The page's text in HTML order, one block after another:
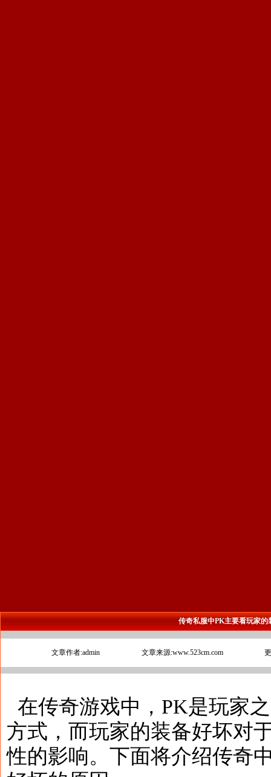
传奇私服中PK主要看玩家的
文章作者:admin 文章来源:www.523cm.com
在传奇游戏中，PK是玩家
方式，而玩家的装备好坏对
性的影响。下面将介绍传奇